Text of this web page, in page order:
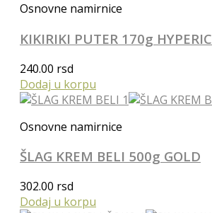
Osnovne namirnice
KIKIRIKI PUTER 170g HYPERIC
240.00 rsd
Dodaj u korpu
Osnovne namirnice
ŠLAG KREM BELI 500g GOLD
302.00 rsd
Dodaj u korpu